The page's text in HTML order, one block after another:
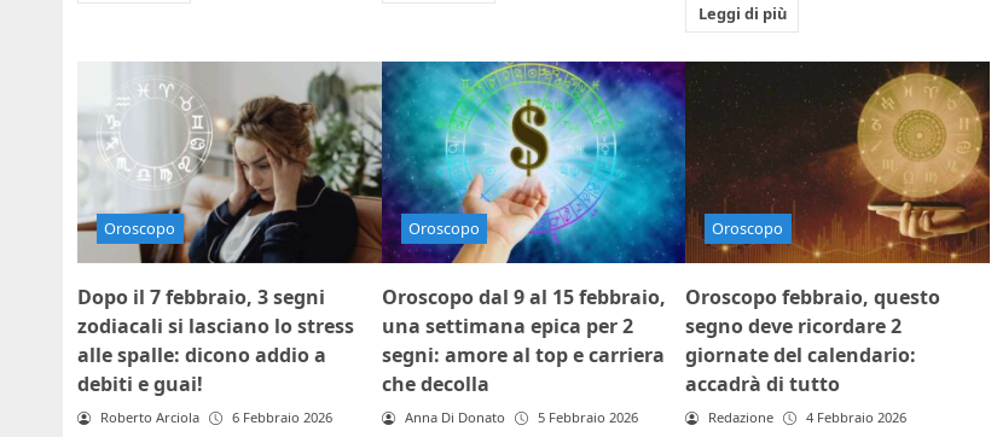
Leggi di più
Oroscopo
Dopo il 7 febbraio, 3 segni
zodiacali si lasciano lo stress
alle spalle: dicono addio a
debiti e guai!
Roberto Arciola 6 Febbraio 2026
Oroscopo
Oroscopo dal 9 al 15 febbraio,
una settimana epica per 2
segni: amore al top e carriera
che decolla
Anna Di Donato 5 Febbraio 2026
Oroscopo
Oroscopo febbraio, questo
segno deve ricordare 2
giornate del calendario:
accadrà di tutto
Redazione 4 Febbraio 2026